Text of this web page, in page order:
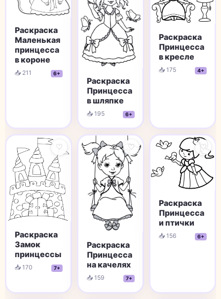
Раскраска
Маленькая
принцесса
в короне
📥 211 6+
Раскраска
Принцесса
в шляпке
📥 195 6+
Раскраска
Принцесса
в кресле
📥 175 4+
♡
Раскраска
Замок
принцессы
📥 170 7+
♡
Раскраска
Принцесса
на качелях
📥 159 7+
♡
Раскраска
Принцесса
и птички
📥 156 6+